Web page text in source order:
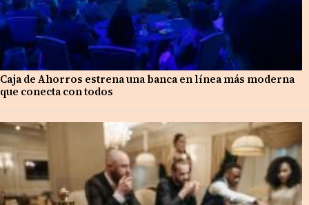
Caja de Ahorros estrena una banca en línea más moderna
que conecta con todos